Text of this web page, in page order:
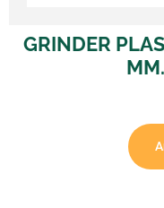
GRINDER